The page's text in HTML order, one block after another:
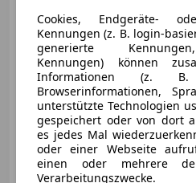
06/2020 194 000 km
FINANZIERUNG OHNE ANZAHLUNG
Cookies, Endgeräte-
Kennungen (z. B. login-
generierte
Kennungen) können
Informationen (z.
Browserinformationen,
unterstützte Technologien
gespeichert oder von dort
es jedes Mal
oder einer Webseite
einen oder mehrere
Verarbeitungszwecke.